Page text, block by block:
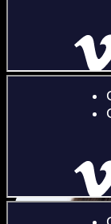
Cap projecte ha de
ajusta'n l’accent.